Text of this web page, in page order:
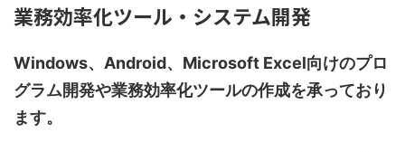
業務効率化ツール・システム開発
Windows、Android、Microsoft Excel向けのプロ
グラム開発や業務効率化ツールの作成を承っており
ます。